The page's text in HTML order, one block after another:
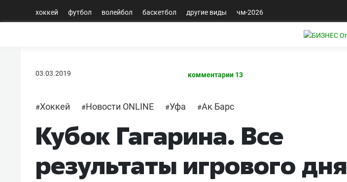
хоккей футбол волейбол баскетбол другие виды чм-2026
03.03.2019 комментарии 13
#Хоккей #Новости ONLINE #Уфа #Ак Барс
Кубок Гагарина. Все
результаты игрового дня